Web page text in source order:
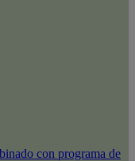
con programa de